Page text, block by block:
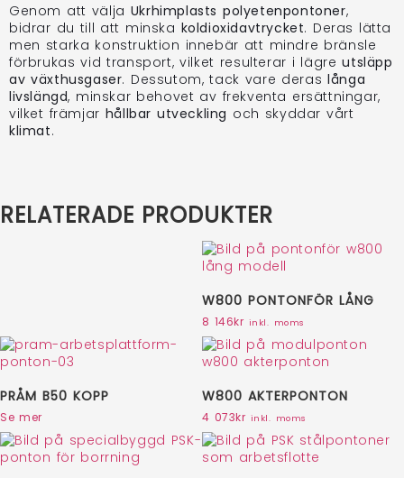
Genom att välja Ukrhimplasts polyetenpontoner,
bidrar du till att minska koldioxidavtrycket. Deras lätta
men starka konstruktion innebär att mindre bränsle
förbrukas vid transport, vilket resulterar i lägreutsläpp
av växthusgaser. Dessutom, tack vare deraslånga
livslängd, minskar behovet av frekventa ersättningar,
vilket främjar hållbar utveckling och skyddar vårt
klimat.
RELATERADE PRODUKTER
W800 PONTONFÖR LÅNG
8 146kr inkl. moms
PRÅM B50 KOPP
Se mer
W800 AKTERPONTON
4 073kr inkl. moms